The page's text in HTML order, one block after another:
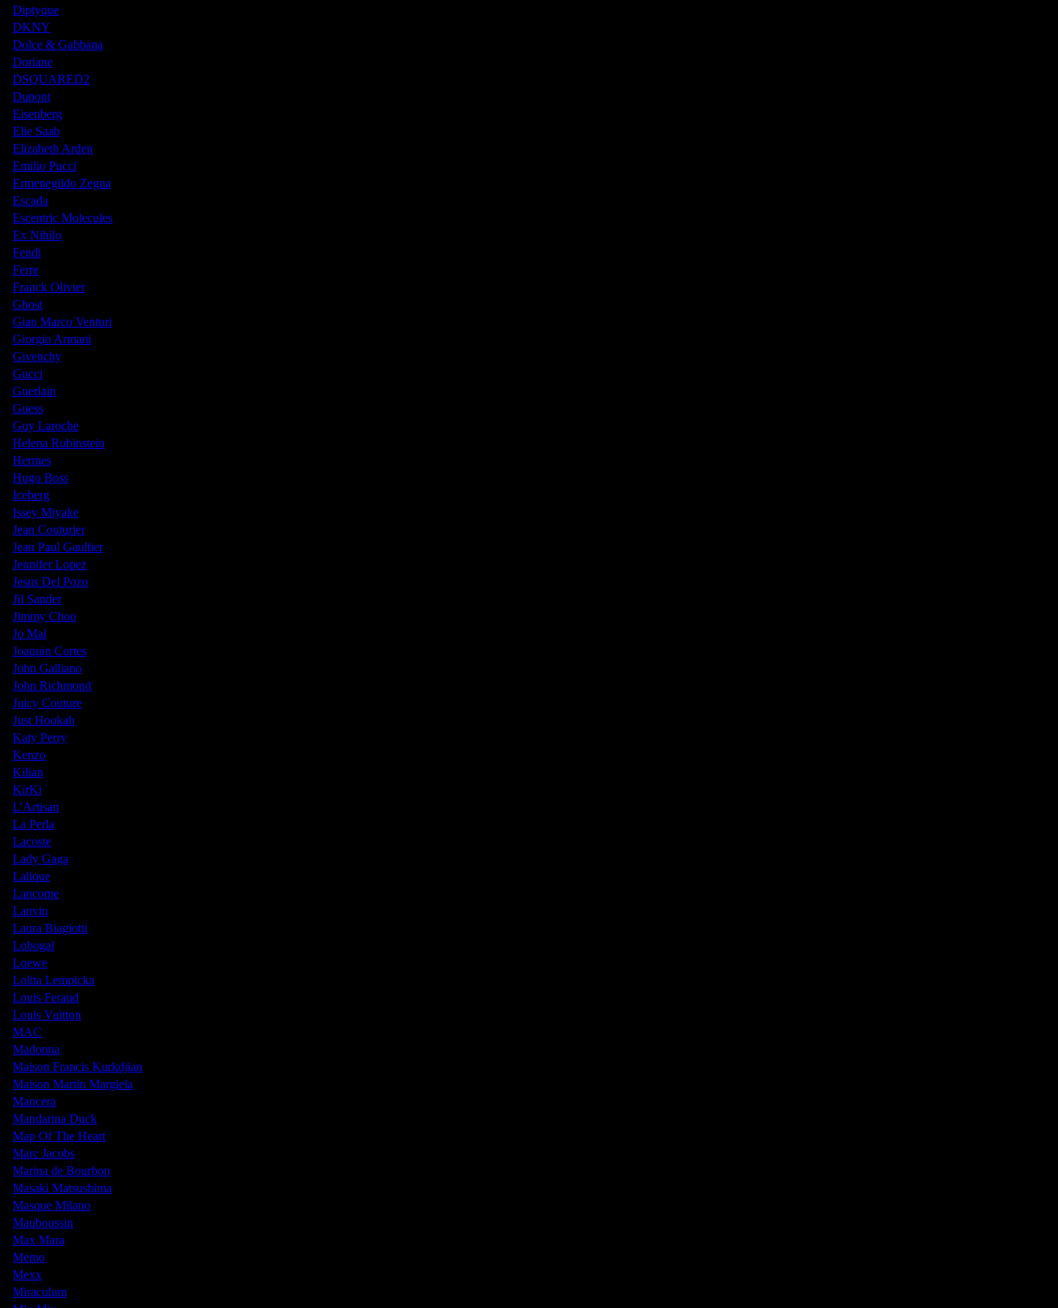
Diptyque
DKNY
Dolce & Gabbana
Doriane
DSQUARED2
Dupont
Eisenberg
Elie Saab
Elizabeth Arden
Emilio Pucci
Ermenegildo Zegna
Escada
Escentric Molecules
Ex Nihilo
Fendi
Ferre
Franck Olivier
Ghost
Gian Marco Venturi
Giorgio Armani
Givenchy
Gucci
Guerlain
Guess
Guy Laroche
Helena Rubinstein
Hermes
Hugo Boss
Iceberg
Issey Miyake
Jean Couturier
Jean Paul Gaultier
Jennifer Lopez
Jesus Del Pozo
Jil Sander
Jimmy Choo
Jo Mal
Joaquin Cortes
John Galliano
John Richmond
Juicy Couture
Just Hookah
Katy Perry
Kenzo
Kilian
KirKi
L'Artisan
La Perla
Lacoste
Lady Gaga
Lalique
Lancome
Lanvin
Laura Biagiotti
Lobogal
Loewe
Lolita Lempicka
Louis Feraud
Louis Vuitton
MAC
Madonna
Maison Francis Kurkdjian
Maison Martin Margiela
Mancera
Mandarina Duck
Map Of The Heart
Marc Jacobs
Marina de Bourbon
Masaki Matsushima
Masque Milano
Mauboussin
Max Mara
Memo
Mexx
Miraculum